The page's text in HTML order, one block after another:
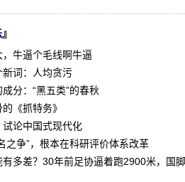
』
，牛逼个毛线啊牛逼
新词：人均贪污
分：“黑五类”的春秋
《抓特务》
试论中国式现代化
之争”，根本在科研评价体系改革
有多差？30年前足协逼着跑2900米，国